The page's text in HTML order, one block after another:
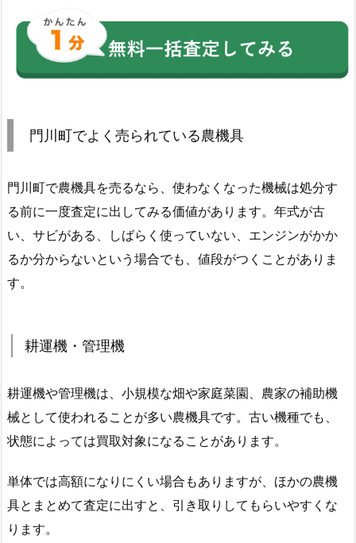
門川町でよく売られている農機具
門川町で農機具を売るなら、使わなくなった機械は処分す
る前に一度査定に出してみる価値があります。年式が古
い、サビがある、しばらく使っていない、エンジンがかか
るか分からないという場合でも、値段がつくことがありま
す。
耕運機・管理機
耕運機や管理機は、小規模な畑や家庭菜園、農家の補助機
械として使われることが多い農機具です。古い機種でも、
状態によっては買取対象になることがあります。
単体では高額になりにくい場合もありますが、ほかの農機
具とまとめて査定に出すと、引き取りしてもらいやすくな
ります。